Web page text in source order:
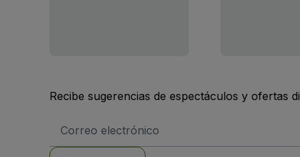
Recibe sugerencias de espectáculos y ofertas
de